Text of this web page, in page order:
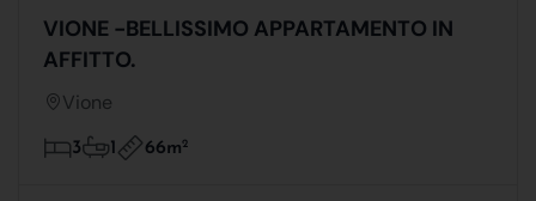
VIONE -BELLISSIMO APPARTAMENTO IN
AFFITTO.
Vione
3 1 66m2